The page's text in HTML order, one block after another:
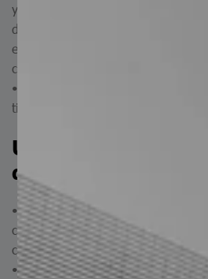
ya que al estar niveladas
del tiempo en comparación con las
este proceso y esto a su vez le
costos.
• Versatilidad: se pueden procesar
tipos rolado caliente, decapado y
Usos y
de Nivelado:
• Construcción: podemos encontrar
construcción de estructuras,
cubiertas, entre otros.
• Industria pesada: se usan para la